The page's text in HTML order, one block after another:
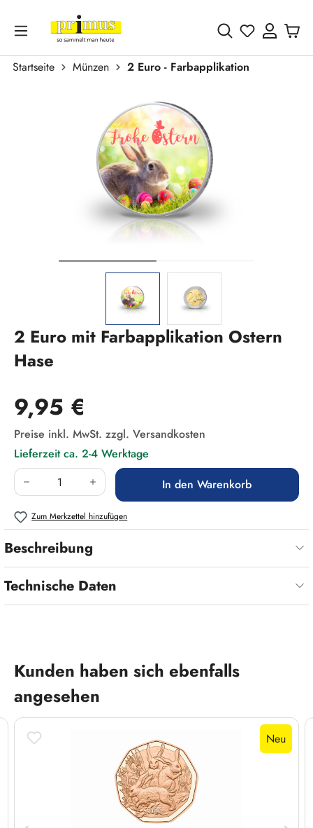
Zum Hauptinhalt springen
Du hast 0
Startseite Münzen
2 Euro - Farbapplikation
2 Euro mit Farbapplikation Ostern
Hase
Regulärer Preis:
9,95 €
Preise inkl. MwSt. zzgl. Versandkosten
Lieferzeit ca. 2-4 Werktage
Produkt Anzahl: Gib den gewünschten Wert
In den Warenkorb
Zum Merkzettel hinzufügen
Beschreibung
Technische Daten
Produktgalerie überspringen
Kunden haben sich ebenfalls
angesehen
Neu